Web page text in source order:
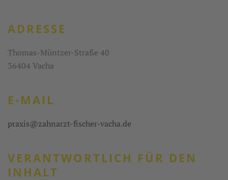
ADRESSE
Thomas-Müntzer-Straße 40
36404 Vacha
E-MAIL
praxis@zahnarzt-fischer-vacha.de
VERANTWORTLICH FÜR DEN
INHALT